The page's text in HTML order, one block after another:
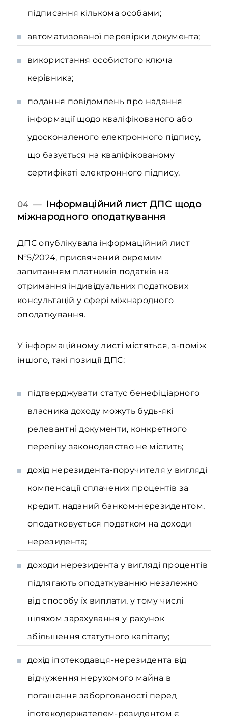
підписання кількома особами;
автоматизованої перевірки документа;
використання особистого ключа
керівника;
подання повідомлень про надання
інформації щодо кваліфікованого або
удосконаленого електронного підпису,
що базується на кваліфікованому
сертифікаті електронного підпису.
04 — Інформаційний лист ДПС щодо
міжнародного оподаткування
ДПС опублікувала інформаційний лист
№5/2024, присвячений окремим
запитанням платників податків на
отримання індивідуальних податкових
консультацій у сфері міжнародного
оподаткування.
У інформаційному листі містяться, з-поміж
іншого, такі позиції ДПС:
підтверджувати статус бенефіціарного
власника доходу можуть будь-які
релевантні документи, конкретного
переліку законодавство не містить;
дохід нерезидента-поручителя у вигляді
компенсації сплачених процентів за
кредит, наданий банком-нерезидентом,
оподатковується податком на доходи
нерезидента;
доходи нерезидента у вигляді процентів
підлягають оподаткуванню незалежно
від способу їх виплати, у тому числі
шляхом зарахування у рахунок
збільшення статутного капіталу;
дохід іпотекодавця-нерезидента від
відчуження нерухомого майна в
погашення заборгованості перед
іпотекодержателем-резидентом є